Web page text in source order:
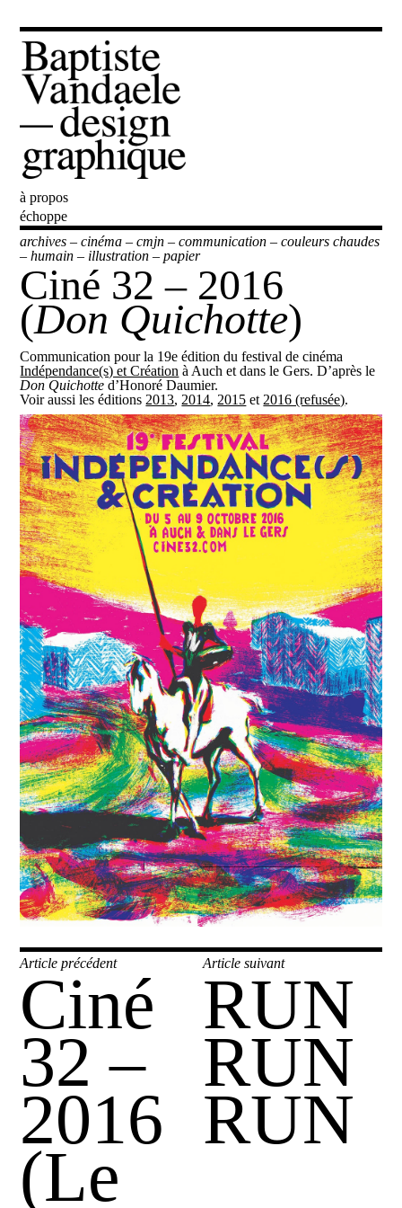
Baptiste Vandaele
à propos
échoppe
archives –cinéma –cmjn –communication –couleurs chaudes
–humain – illustration –papier
Ciné 32 ­– 2016
(Don Quichotte)
Communication pour la 19e édition du festival de cinéma
Indépendance(s) et Création à Auch et dans le Gers. D’après le
Don Quichotte d’Honoré Daumier.
Voir aussi les éditions 2013, 2014, 2015 et 2016 (refusée).
Navigation
de
l’article
Article précédent
Publication
précédente :
Ciné
32 ­–
2016
(Le
Article suivant
Publication
suivante :
RUN
RUN
RUN